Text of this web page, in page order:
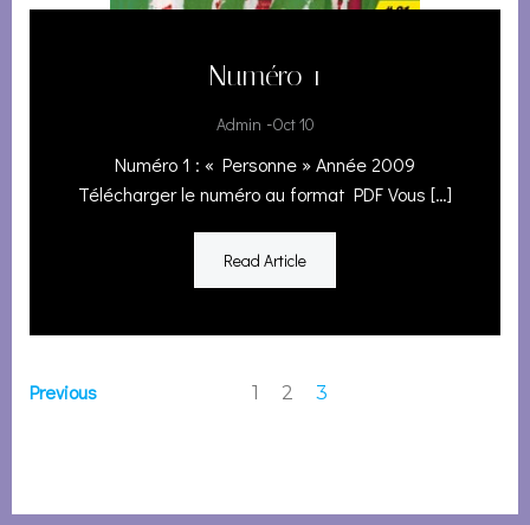
Numéro 1
Admin -Oct 10
Numéro 1 : « Personne » Année 2009
Télécharger le numéro au format PDF Vous […]
Read Article
Posts
Previous Page
1 Page
2 Page
3